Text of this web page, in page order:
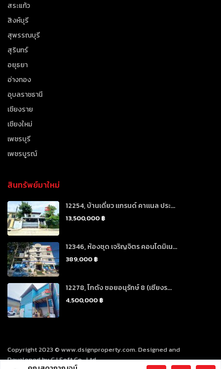
สระแก้ว
สิงห์บุรี
สุพรรณบุรี
สุรินทร์
อยุธยา
อ่างทอง
อุบลราชธานี
เชียงราย
เชียงใหม่
เพชรบุรี
เพชรบูรณ์
สินทรัพย์มาใหม่
12254, บ้านเดี่ยว แกรนด์ คาแนล ประ...
13,500,000 ฿
12346, ห้องชุด เจริญจิตร คอนโดมิเน...
389,000 ฿
12278, โกดัง ซอยอนุรักษ์ 8 (เชียงร...
4,500,000 ฿
Copyright 2023 © www.dsignproperty.com. Designed and
Developed by CJ Soft Co., Ltd.